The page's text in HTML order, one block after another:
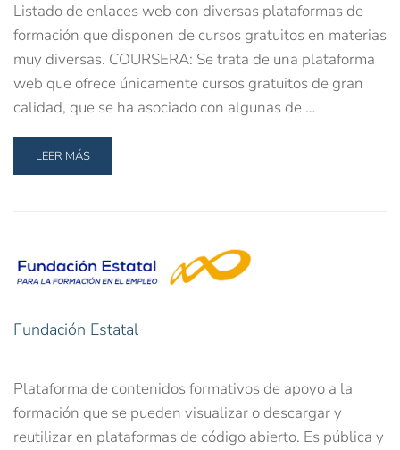
Listado de enlaces web con diversas plataformas de
formación que disponen de cursos gratuitos en materias
muy diversas. COURSERA: Se trata de una plataforma
web que ofrece únicamente cursos gratuitos de gran
calidad, que se ha asociado con algunas de …
LEER MÁS
Fundación Estatal
Plataforma de contenidos formativos de apoyo a la
formación que se pueden visualizar o descargar y
reutilizar en plataformas de código abierto. Es pública y